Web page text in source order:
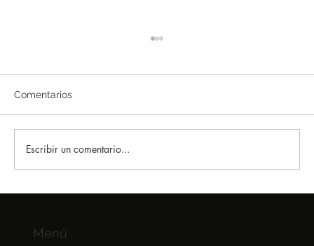
Comentarios
Escribir un comentario...
Menú